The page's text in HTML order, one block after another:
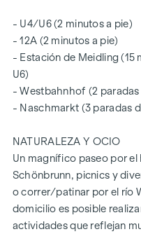
- U4/U6 (2 minutos a pie)
- 12A (2 minutos a pie)
- Estación de Meidling (15
U6)
- Westbahnhof (2 paradas
- Naschmarkt (3 paradas
NATURALEZA Y OCIO
Un magnífico paseo por
Schönbrunn, picnics y
o correr/patinar por el río
domicilio es posible
actividades que reflejan